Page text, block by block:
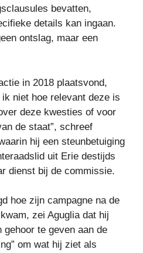
bevatten,
details kan ingaan.
ontslag, maar een
in 2018 plaatsvond,
niet hoe relevant deze is
deze kwesties of voor
de staat”, schreef
hij een steunbetuiging
uit Erie destijds
dienst bij de commissie.
hoe zijn campagne na de
zei Aguglia dat hij
gehoor te geven aan de
om wat hij ziet als